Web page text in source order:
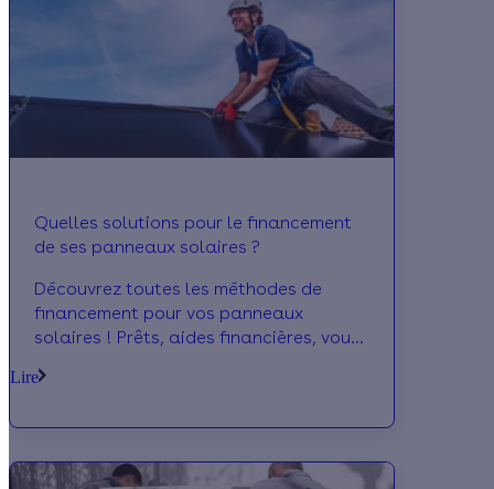
Quelles solutions pour le financement
de ses panneaux solaires ?
Découvrez toutes les méthodes de
financement pour vos panneaux
solaires ! Prêts, aides financières, vous
Lire